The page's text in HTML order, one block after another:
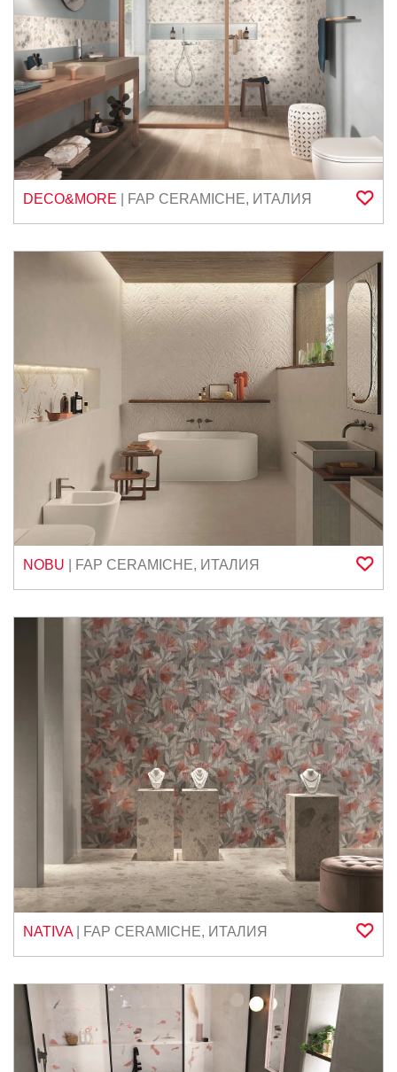
DECO&MORE FAP CERAMICHE, ИТАЛИЯ
NOBU FAP CERAMICHE, ИТАЛИЯ
NATIVA| FAP CERAMICHE, ИТАЛИЯ